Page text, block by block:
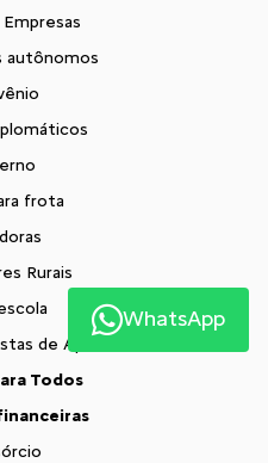
autônomos
frota
Rurais
de Aplicativo
Todos
WhatsApp